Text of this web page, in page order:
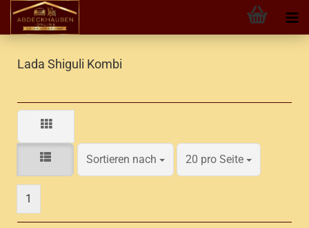
Lada Shiguli Kombi
Sortieren nach
Sortieren nach 20 pro Seite
pro Seite
1